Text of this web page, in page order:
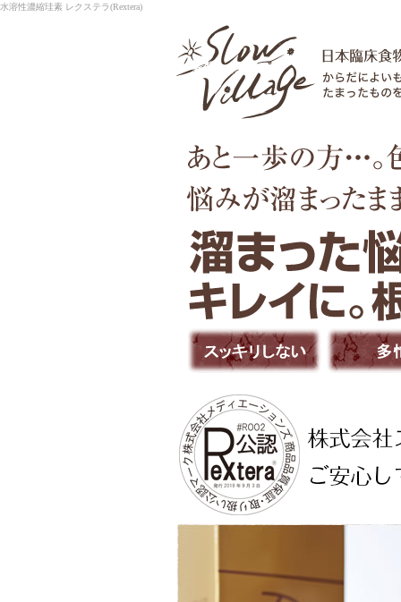
水溶性濃縮珪素 レクステラ(Rextera)